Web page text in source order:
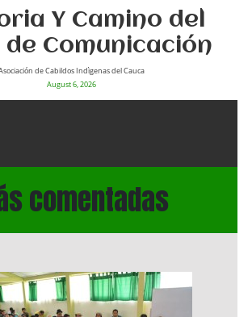
Y Camino del
de Comunicación
de Cabildos Indìgenas del Cauca
August 6, 2026
comentadas